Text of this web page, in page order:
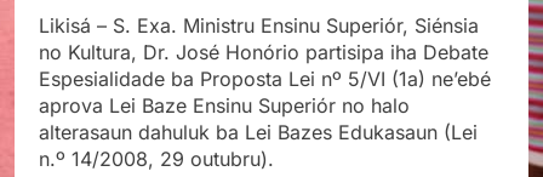
Likisá – S. Exa. Ministru Ensinu Superiór, Siénsia
no Kultura, Dr. José Honório partisipa iha Debate
Espesialidade ba Proposta Lei nº 5/VI (1a) ne’ebé
aprova Lei Baze Ensinu Superiór no halo
alterasaun dahuluk ba Lei Bazes Edukasaun (Lei
n.º 14/2008, 29 outubru).